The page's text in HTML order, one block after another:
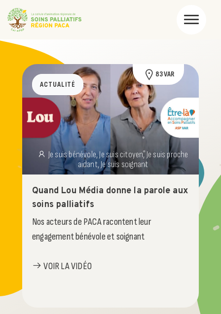
ACTUALITÉ
83 VAR
Je suis bénévole, Je suis citoyen, Je suis proche
aidant, Je suis soignant
Quand Lou Média donne la parole aux
soins palliatifs
Nos acteurs de PACA racontent leur
engagement bénévole et soignant
VOIR LA VIDÉO